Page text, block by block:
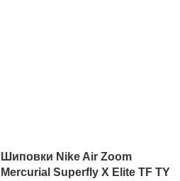
Шиповки Nike Air Zoom
Mercurial Superfly X Elite TF TY